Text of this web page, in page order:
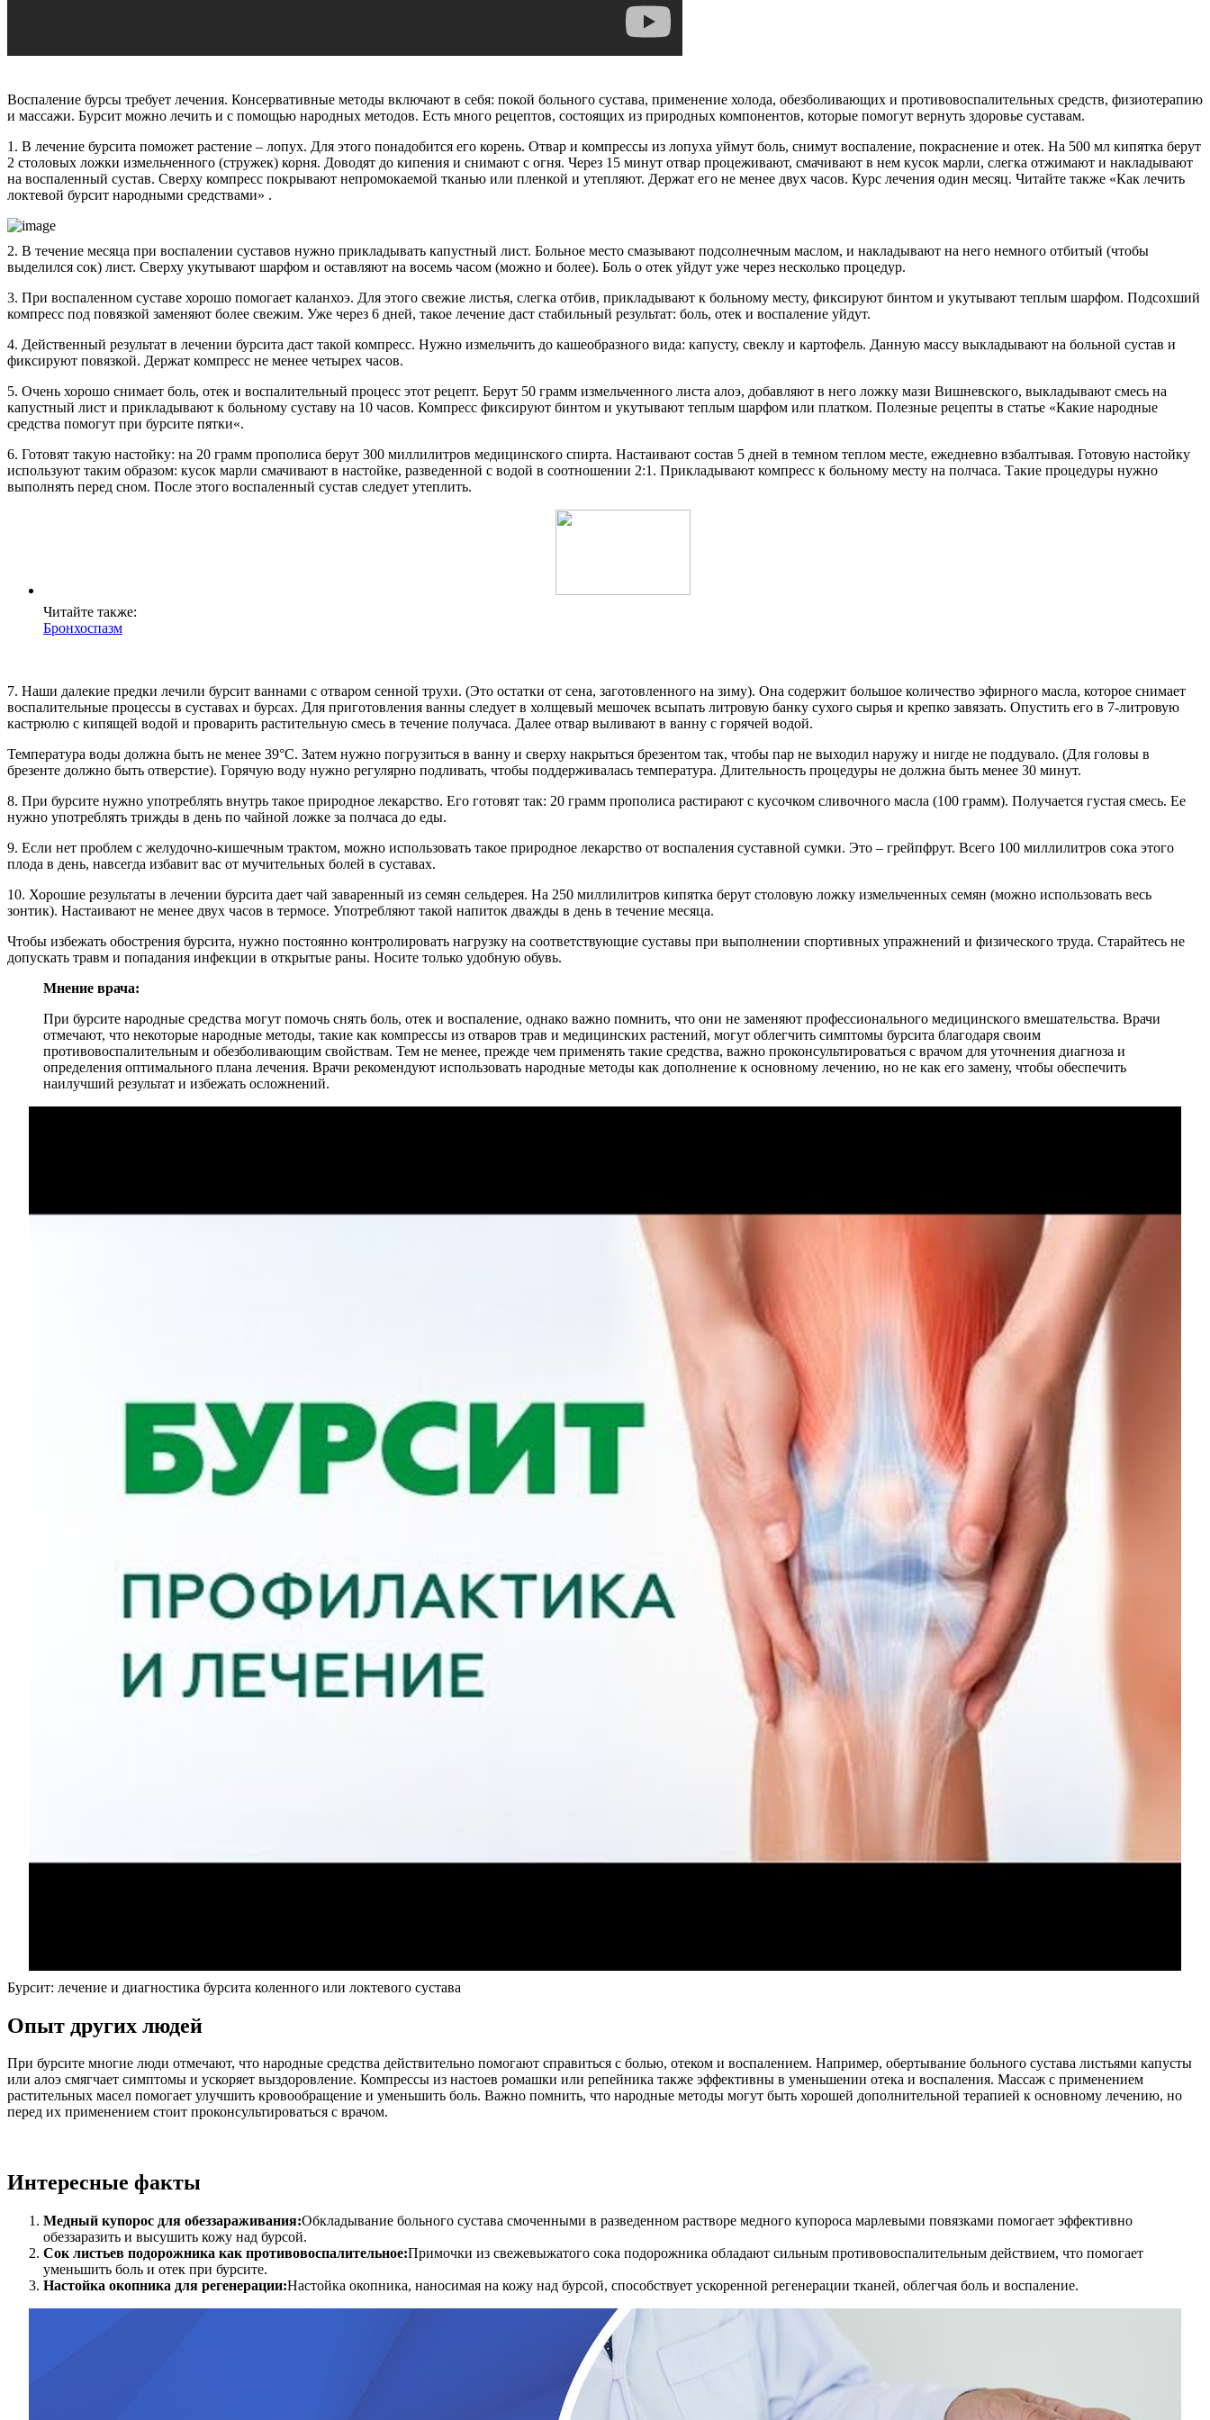
Воспаление бурсы требует лечения. Консервативные методы включают в себя: покой больного сустава, применение холода, обезболивающих и противовоспалительных средств, физиотерапию
и массажи. Бурсит можно лечить и с помощью народных методов. Есть много рецептов, состоящих из природных компонентов, которые помогут вернуть здоровье суставам.
1. В лечение бурсита поможет растение – лопух. Для этого понадобится его корень. Отвар и компрессы из лопуха уймут боль, снимут воспаление, покраснение и отек. На 500 мл кипятка берут
2 столовых ложки измельченного (стружек) корня. Доводят до кипения и снимают с огня. Через 15 минут отвар процеживают, смачивают в нем кусок марли, слегка отжимают и накладывают
на воспаленный сустав. Сверху компресс покрывают непромокаемой тканью или пленкой и утепляют. Держат его не менее двух часов. Курс лечения один месяц. Читайте также «Как лечить
локтевой бурсит народными средствами» .
2. В течение месяца при воспалении суставов нужно прикладывать капустный лист. Больное место смазывают подсолнечным маслом, и накладывают на него немного отбитый (чтобы
выделился сок) лист. Сверху укутывают шарфом и оставляют на восемь часом (можно и более). Боль о отек уйдут уже через несколько процедур.
3. При воспаленном суставе хорошо помогает каланхоэ. Для этого свежие листья, слегка отбив, прикладывают к больному месту, фиксируют бинтом и укутывают теплым шарфом. Подсохший
компресс под повязкой заменяют более свежим. Уже через 6 дней, такое лечение даст стабильный результат: боль, отек и воспаление уйдут.
4. Действенный результат в лечении бурсита даст такой компресс. Нужно измельчить до кашеобразного вида: капусту, свеклу и картофель. Данную массу выкладывают на больной сустав и
фиксируют повязкой. Держат компресс не менее четырех часов.
5. Очень хорошо снимает боль, отек и воспалительный процесс этот рецепт. Берут 50 грамм измельченного листа алоэ, добавляют в него ложку мази Вишневского, выкладывают смесь на
капустный лист и прикладывают к больному суставу на 10 часов. Компресс фиксируют бинтом и укутывают теплым шарфом или платком. Полезные рецепты в статье «Какие народные
средства помогут при бурсите пятки«.
6. Готовят такую настойку: на 20 грамм прополиса берут 300 миллилитров медицинского спирта. Настаивают состав 5 дней в темном теплом месте, ежедневно взбалтывая. Готовую настойку
используют таким образом: кусок марли смачивают в настойке, разведенной с водой в соотношении 2:1. Прикладывают компресс к больному месту на полчаса. Такие процедуры нужно
выполнять перед сном. После этого воспаленный сустав следует утеплить.
Читайте также:
Бронхоспазм
7. Наши далекие предки лечили бурсит ваннами с отваром сенной трухи. (Это остатки от сена, заготовленного на зиму). Она содержит большое количество эфирного масла, которое снимает
воспалительные процессы в суставах и бурсах. Для приготовления ванны следует в холщевый мешочек всыпать литровую банку сухого сырья и крепко завязать. Опустить его в 7-литровую
кастрюлю с кипящей водой и проварить растительную смесь в течение получаса. Далее отвар выливают в ванну с горячей водой.
Температура воды должна быть не менее 39°C. Затем нужно погрузиться в ванну и сверху накрыться брезентом так, чтобы пар не выходил наружу и нигде не поддувало. (Для головы в
брезенте должно быть отверстие). Горячую воду нужно регулярно подливать, чтобы поддерживалась температура. Длительность процедуры не должна быть менее 30 минут.
8. При бурсите нужно употреблять внутрь такое природное лекарство. Его готовят так: 20 грамм прополиса растирают с кусочком сливочного масла (100 грамм). Получается густая смесь. Ее
нужно употреблять трижды в день по чайной ложке за полчаса до еды.
9. Если нет проблем с желудочно-кишечным трактом, можно использовать такое природное лекарство от воспаления суставной сумки. Это – грейпфрут. Всего 100 миллилитров сока этого
плода в день, навсегда избавит вас от мучительных болей в суставах.
10. Хорошие результаты в лечении бурсита дает чай заваренный из семян сельдерея. На 250 миллилитров кипятка берут столовую ложку измельченных семян (можно использовать весь
зонтик). Настаивают не менее двух часов в термосе. Употребляют такой напиток дважды в день в течение месяца.
Чтобы избежать обострения бурсита, нужно постоянно контролировать нагрузку на соответствующие суставы при выполнении спортивных упражнений и физического труда. Старайтесь не
допускать травм и попадания инфекции в открытые раны. Носите только удобную обувь.
Мнение врача:
При бурсите народные средства могут помочь снять боль, отек и воспаление, однако важно помнить, что они не заменяют профессионального медицинского вмешательства. Врачи
отмечают, что некоторые народные методы, такие как компрессы из отваров трав и медицинских растений, могут облегчить симптомы бурсита благодаря своим
противовоспалительным и обезболивающим свойствам. Тем не менее, прежде чем применять такие средства, важно проконсультироваться с врачом для уточнения диагноза и
определения оптимального плана лечения. Врачи рекомендуют использовать народные методы как дополнение к основному лечению, но не как его замену, чтобы обеспечить
наилучший результат и избежать осложнений.
Бурсит: лечение и диагностика бурсита коленного или локтевого сустава
Опыт других людей
При бурсите многие люди отмечают, что народные средства действительно помогают справиться с болью, отеком и воспалением. Например, обертывание больного сустава листьями капусты
или алоэ смягчает симптомы и ускоряет выздоровление. Компрессы из настоев ромашки или репейника также эффективны в уменьшении отека и воспаления. Массаж с применением
растительных масел помогает улучшить кровообращение и уменьшить боль. Важно помнить, что народные методы могут быть хорошей дополнительной терапией к основному лечению, но
перед их применением стоит проконсультироваться с врачом.
Интересные факты
Медный купорос для обеззараживания:Обкладывание больного сустава смоченными в разведенном растворе медного купороса марлевыми повязками помогает эффективно
обеззаразить и высушить кожу над бурсой.
Сок листьев подорожника как противовоспалительное:Примочки из свежевыжатого сока подорожника обладают сильным противовоспалительным действием, что помогает
уменьшить боль и отек при бурсите.
Настойка окопника для регенерации:Настойка окопника, наносимая на кожу над бурсой, способствует ускоренной регенерации тканей, облегчая боль и воспаление.